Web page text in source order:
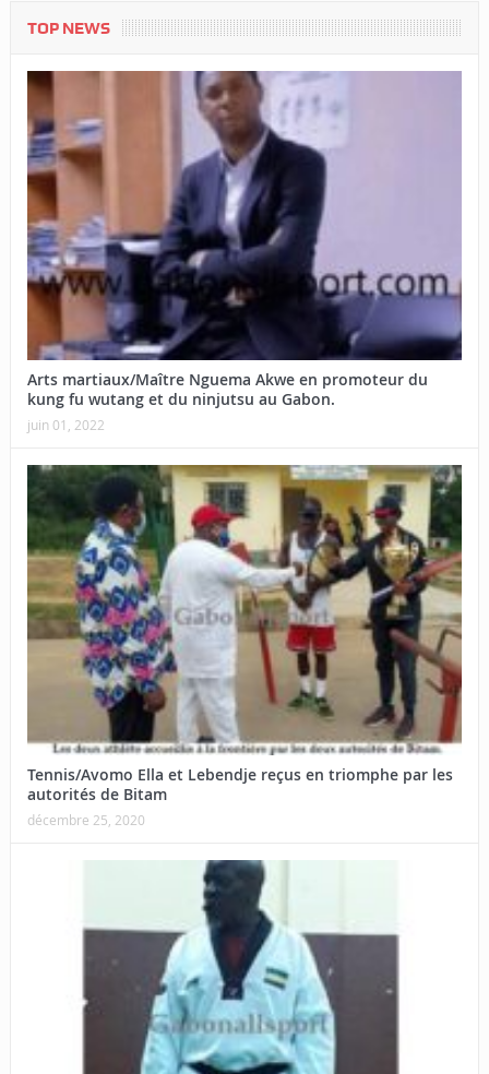
TOP NEWS
Arts martiaux/Maître Nguema Akwe en promoteur du
kung fu wutang et du ninjutsu au Gabon.
juin 01, 2022
Tennis/Avomo Ella et Lebendje reçus en triomphe par les
autorités de Bitam
décembre 25, 2020